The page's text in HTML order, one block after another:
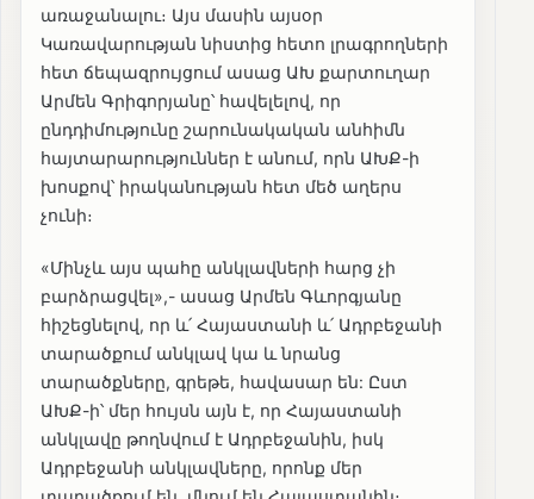
առաջանալու։ Այս մասին այսօր
Կառավարության նիստից հետո լրագրողների
հետ ճեպազրույցում ասաց ԱԽ քարտուղար
Արմեն Գրիգորյանը՝ հավելելով, որ
ընդդիմությունը շարունակական անհիմն
հայտարարություններ է անում, որն ԱԽՔ-ի
խոսքով՝ իրականության հետ մեծ աղերս
չունի։
«Մինչև այս պահը անկլավների հարց չի
բարձրացվել»,- ասաց Արմեն Գևորգյանը
հիշեցնելով, որ և՛ Հայաստանի և՛ Ադրբեջանի
տարածքում անկլավ կա և նրանց
տարածքները, գրեթե, հավասար են: Ըստ
ԱԽՔ-ի՝ մեր հույսն այն է, որ Հայաստանի
անկլավը թողնվում է Ադրբեջանին, իսկ
Ադրբեջանի անկլավները, որոնք մեր